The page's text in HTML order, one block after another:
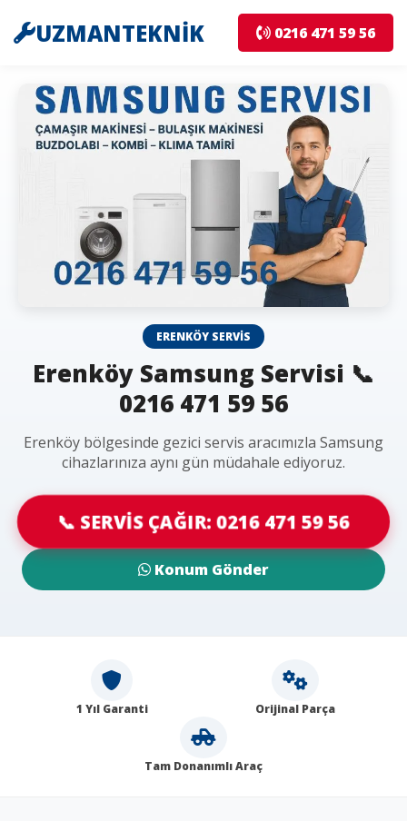
UZMANTEKNİK 0216 471 59 56
ERENKÖY SERVIS
Erenköy Samsung Servisi 📞
0216 471 59 56
Erenköy bölgesinde gezici servis aracımızla Samsung
cihazlarınıza aynı gün müdahale ediyoruz.
📞 SERVİS ÇAĞIR: 0216 471 59 56
Konum Gönder
1 Yıl Garanti Orijinal Parça
Tam Donanımlı Araç